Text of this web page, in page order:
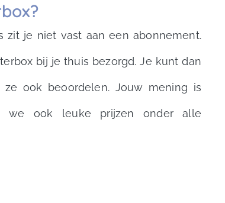
zit je niet vast aan een abonnement.
bij je thuis bezorgd. Je kunt dan
ook beoordelen. Jouw mening is
we ook leuke prijzen onder alle